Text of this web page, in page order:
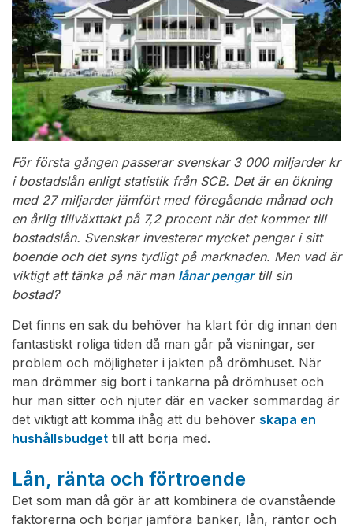
För första gången passerar svenskar 3 000 miljarder kr
i bostadslån enligt statistik från SCB. Det är en ökning
med 27 miljarder jämfört med föregående månad och
en årlig tillväxttakt på 7,2 procent när det kommer till
bostadslån. Svenskar investerar mycket pengar i sitt
boende och det syns tydligt på marknaden. Men vad är
viktigt att tänka på när man lånar pengartill sin
bostad?
Det finns en sak du behöver ha klart för dig innan den
fantastiskt roliga tiden då man går på visningar, ser
problem och möjligheter i jakten på drömhuset. När
man drömmer sig bort i tankarna på drömhuset och
hur man sitter och njuter där en vacker sommardag är
det viktigt att komma ihåg att du behöver skapa en
hushållsbudget till att börja med.
Lån, ränta och förtroende
Det som man då gör är att kombinera de ovanstående
faktorerna och börjar jämföra banker, lån, räntor och